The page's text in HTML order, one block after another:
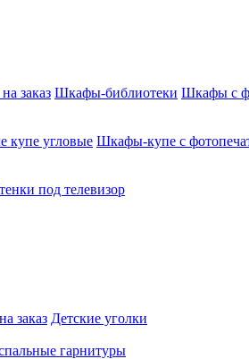
заказ Шкафы-библиотеки Шкафы с
купе угловые Шкафы-купе с
под телевизор
заказ Детские уголки
гарнитуры